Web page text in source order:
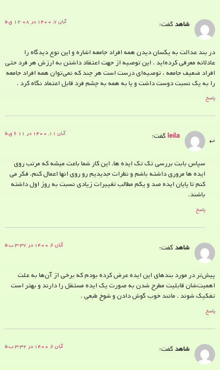
شاهد گفت: آبان ۷, ۱۴۰۰ در ۱۲:۰۸ ق.ظ
در بند عدالت به یکسان دیدن همه افراد جامعه اشاره و این نوع دیدگاه را
عادلانه معرفی کرده‌اید . این توصیه از جهت اعتقاد داشتن به ارزش هر فرد حتی
افراد ضعیف جامعه ، توصیه‌ای درست است هر چند که نمی‌توان همه افراد جامعه
را به یک نسبت دوست داشت و یا به همه به چشم فرد قابل اعتماد نگاه کرد .
پاسخ
leilaگفت: آبان ۱۱, ۱۴۰۰ در ۶:۱۱ ق.ظ
سپاس بابت بررسی تک تک ایده ها. این کار شما باعث میشه که مرتب روی
ایده ها مروری داشته باشم و نظرات جدیدیم رو روی انها اعمال کنم. فکر می
کنم تا پایان ایده صد و یکم مطالب تغییرات زیادی نسبت به روز اول داشته
باشند.
پاسخ
شاهد گفت: آبان ۶, ۱۴۰۰ در ۳:۳۷ ب.ظ
پیش‌تر در مورد بندهای این ایده عرض کرده بودم که برخی از آن‌ها به علت
اهمیت‌شان قابلیت مطرح شدن به صورت یک ایده مستقل را دارند و بهتر است
تفکیک شوند . مانند خوب گوش دادن و شوخ طبعی .‌
پاسخ
شاهد گفت: آبان ۶, ۱۴۰۰ در ۳:۳۲ ب.ظ